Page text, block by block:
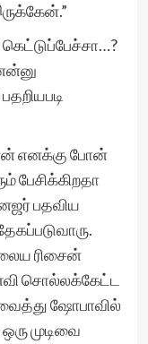
எனக்கு போன்
பதவிய
ரிசைன்
சொல்லக்கேட்ட
ஷோபாவில்
முடிவை